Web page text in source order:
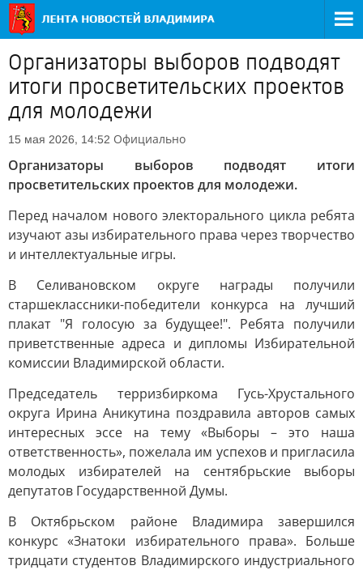
Организаторы выборов подводят
итоги просветительских проектов
для молодежи
15 мая 2026, 14:52 Официально
Организаторы выборов подводят итоги
просветительских проектов для молодежи.
Перед началом нового электорального цикла ребята
изучают азы избирательного права через творчество
и интеллектуальные игры.
В Селивановском округе награды получили
старшеклассники-победители конкурса на лучший
плакат "Я голосую за будущее!". Ребята получили
приветственные адреса и дипломы Избирательной
комиссии Владимирской области.
Председатель терризбиркома Гусь-Хрустального
округа Ирина Аникутина поздравила авторов самых
интересных эссе на тему «Выборы – это наша
ответственность», пожелала им успехов и пригласила
молодых избирателей на сентябрьские выборы
депутатов Государственной Думы.
В Октябрьском районе Владимира завершился
конкурс «Знатоки избирательного права». Больше
тридцати студентов Владимирского индустриального